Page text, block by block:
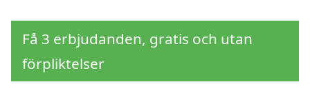
Få 3 erbjudanden, gratis och utan
förpliktelser